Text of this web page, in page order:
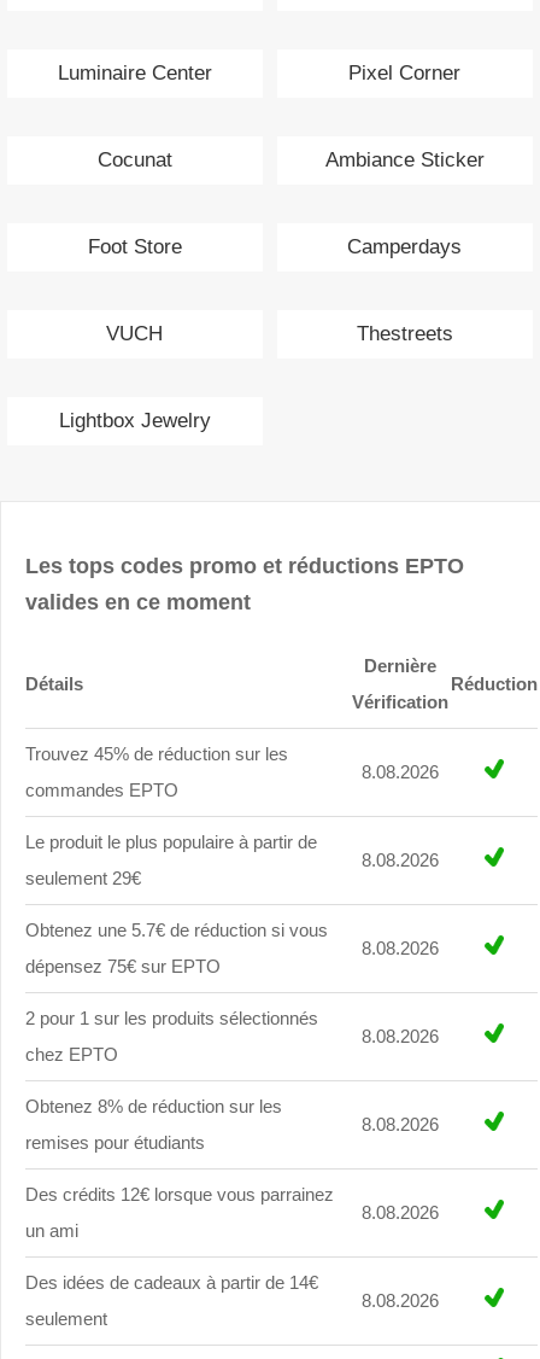
Luminaire Center Pixel Corner
Cocunat Ambiance Sticker
Foot Store Camperdays
VUCH Thestreets
Lightbox Jewelry
Les tops codes promo et réductions EPTO
valides en ce moment
Détails
Dernière
Vérification
Réduction
Trouvez 45% de réduction sur les
commandes EPTO
8.08.2026
Le produit le plus populaire à partir de
seulement 29€
8.08.2026
Obtenez une 5.7€ de réduction si vous
dépensez 75€ sur EPTO
8.08.2026
2 pour 1 sur les produits sélectionnés
chez EPTO
8.08.2026
Obtenez 8% de réduction sur les
remises pour étudiants
8.08.2026
Des crédits 12€ lorsque vous parrainez
un ami
8.08.2026
Des idées de cadeaux à partir de 14€
seulement
8.08.2026